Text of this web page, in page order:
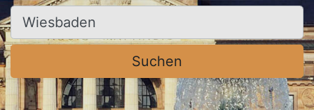
Ort, Stadt
Suchen